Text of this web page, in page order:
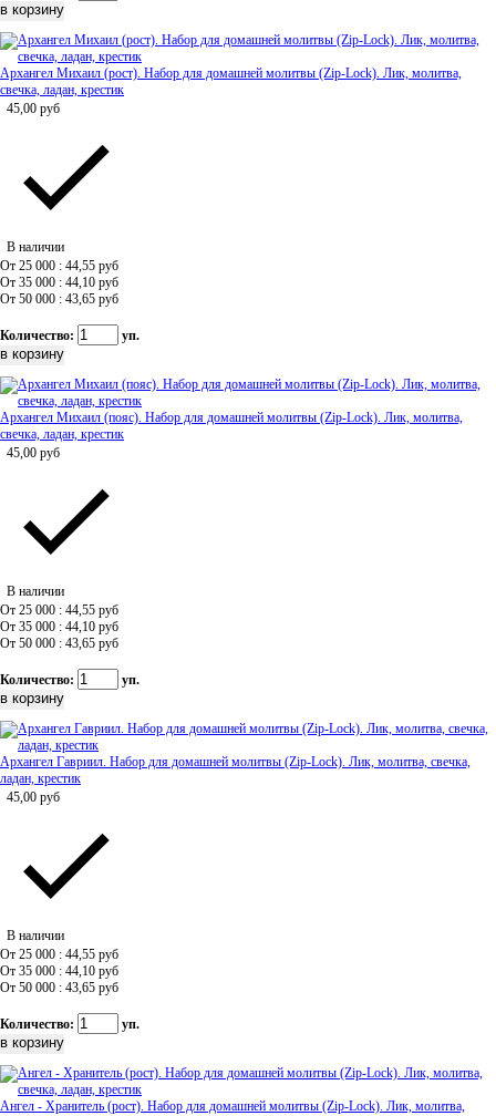
Архангел Михаил (рост). Набор для домашней молитвы (Zip-Lock). Лик, молитва,
свечка, ладан, крестик
45,00 руб
В наличии
От 25 000 : 44,55 руб
От 35 000 : 44,10 руб
От 50 000 : 43,65 руб
Количество: уп.
Архангел Михаил (пояс). Набор для домашней молитвы (Zip-Lock). Лик, молитва,
свечка, ладан, крестик
45,00 руб
В наличии
От 25 000 : 44,55 руб
От 35 000 : 44,10 руб
От 50 000 : 43,65 руб
Количество: уп.
Архангел Гавриил. Набор для домашней молитвы (Zip-Lock). Лик, молитва, свечка,
ладан, крестик
45,00 руб
В наличии
От 25 000 : 44,55 руб
От 35 000 : 44,10 руб
От 50 000 : 43,65 руб
Количество: уп.
Ангел - Хранитель (рост). Набор для домашней молитвы (Zip-Lock). Лик, молитва,